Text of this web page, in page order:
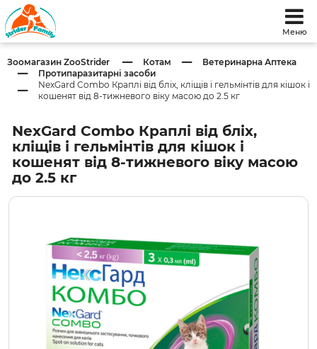
Меню
Зоомагазин ZooStrider Котам
Ветеринарна Аптека
Протипаразитарні засоби
NexGard Combo Краплі від бліх, кліщів і гельмінтів для кішок і
кошенят від 8-тижневого віку масою до 2.5 кг
NexGard Combo Краплі від бліх,
кліщів і гельмінтів для кішок і
кошенят від 8-тижневого віку масою
до 2.5 кг